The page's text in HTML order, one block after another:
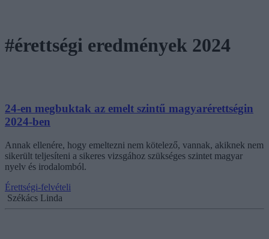
#érettségi eredmények 2024
24-en megbuktak az emelt szintű magyarérettségin
2024-ben
Annak ellenére, hogy emeltezni nem kötelező, vannak, akiknek nem
sikerült teljesíteni a sikeres vizsgához szükséges szintet magyar
nyelv és irodalomból.
Érettségi-felvételi
Székács Linda